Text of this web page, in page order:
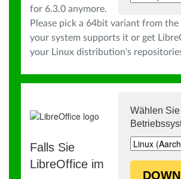
for 6.3.0 anymore.
Please pick a 64bit variant from
your system supports it or get
your Linux distribution's
Wählen Sie
Falls Sie
LibreOffice im